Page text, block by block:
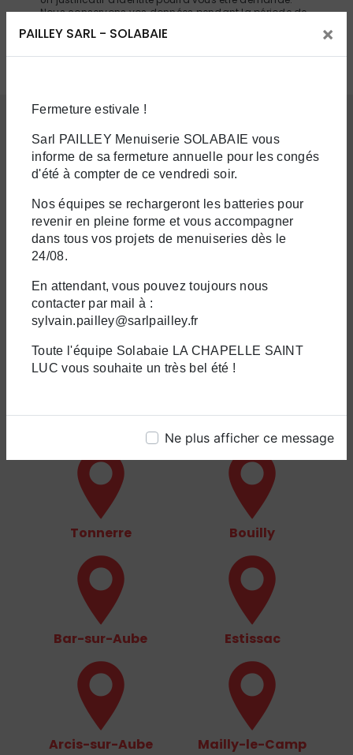
PAILLEY SARL - SOLABAIE ×
Fermeture estivale !
Sarl PAILLEY Menuiserie SOLABAIE vous
informe de sa fermeture annuelle pour les congés
d'été à compter de ce vendredi soir.
Nos équipes se rechargeront les batteries pour
revenir en pleine forme et vous accompagner
dans tous vos projets de menuiseries dès le
24/08.
En attendant, vous pouvez toujours nous
contacter par mail à :
sylvain.pailley@sarlpailley.fr
Toute l'équipe Solabaie LA CHAPELLE SAINT
LUC vous souhaite un très bel été !
Ne plus afficher ce message
Nous conservons vos données pendant la période de
légale aux fins probatoires et de gestion des
Nos interventions sur ces villes
La Chapelle-Saint-
Luc
Brienne-le-Château
Tonnerre Bouilly
Bar-sur-Aube Estissac
Arcis-sur-Aube Mailly-le-Camp